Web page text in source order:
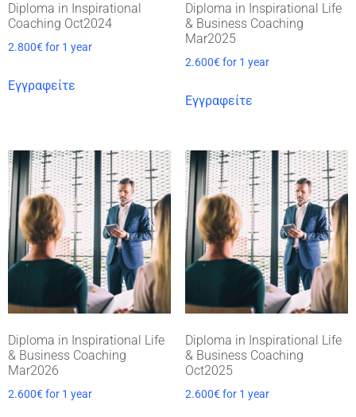
Diploma in Inspirational
Coaching Oct2024
2.800€for 1 year
Εγγραφείτε
Diploma in Inspirational Life
& Business Coaching
Mar2025
2.600€ for 1 year
Εγγραφείτε
Diploma in Inspirational Life
& Business Coaching
Mar2026
2.600€for 1 year
Diploma in Inspirational Life
& Business Coaching
Oct2025
2.600€ for 1 year